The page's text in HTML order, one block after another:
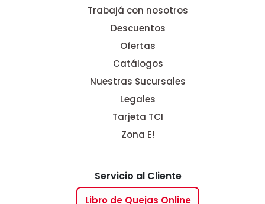
Trabajá con nosotros
Descuentos
Ofertas
Catálogos
Nuestras Sucursales
Legales
Tarjeta TCI
Zona E!
Servicio al Cliente
Libro de Quejas Online